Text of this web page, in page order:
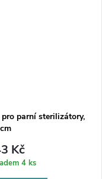
pro parní sterilizátory,
Kč
4 ks